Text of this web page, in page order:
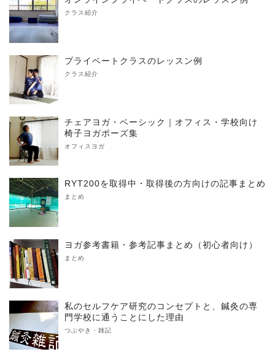
クラス紹介
プライベートクラスのレッスン例
クラス紹介
チェアヨガ・ベーシック｜オフィス・学校向け
椅子ヨガポーズ集
オフィスヨガ
RYT200を取得中・取得後の方向けの記事まとめ
まとめ
ヨガ参考書籍・参考記事まとめ（初心者向け）
まとめ
私のセルフケア研究のコンセプトと、鍼灸の専
門学校に通うことにした理由
つぶやき・雑記